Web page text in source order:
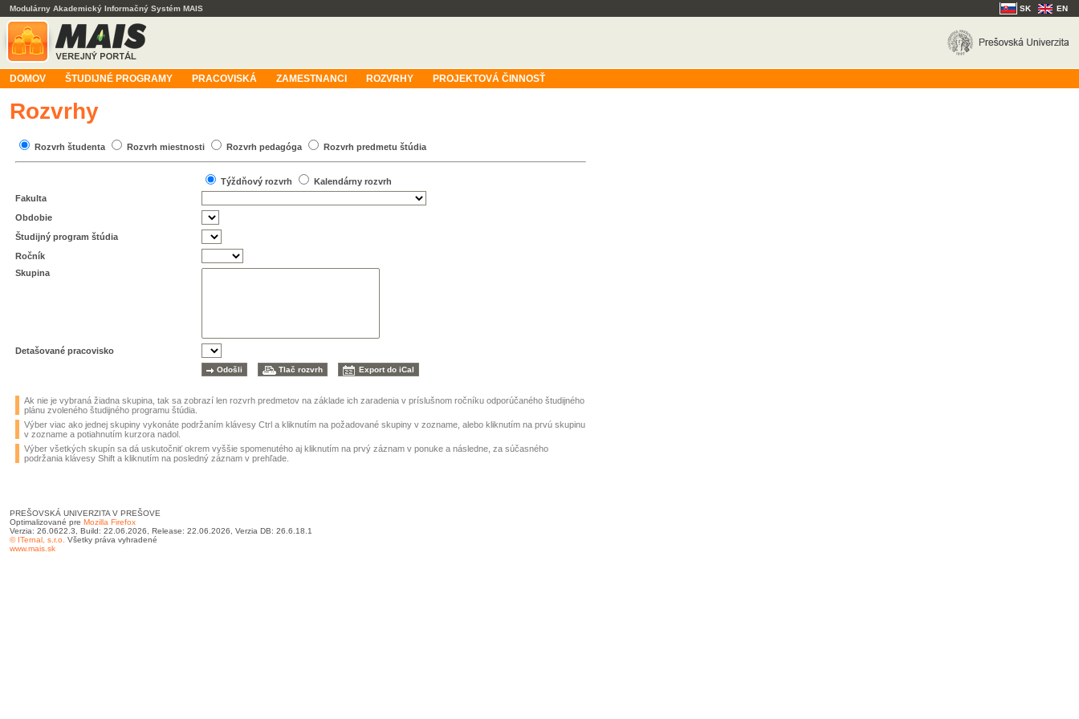
Modulárny Akademický Informačný Systém MAIS SK EN
DOMOV ŠTUDIJNÉ PROGRAMY PRACOVISKÁ ZAMESTNANCI ROZVRHY PROJEKTOVÁ ČINNOSŤ
Rozvrhy
Rozvrh študenta Rozvrh miestnosti Rozvrh pedagóga Rozvrh predmetu štúdia
Týždňový rozvrh
Kalendárny rozvrh
Fakulta
Obdobie
Študijný program štúdia
Ročník
Skupina
Detašované pracovisko
Ak nie je vybraná žiadna skupina, tak sa zobrazí len rozvrh predmetov na základe ich zaradenia v príslušnom ročníku odporúčaného študijného
plánu zvoleného študijného programu štúdia.
Výber viac ako jednej skupiny vykonáte podržaním klávesy Ctrl a kliknutím na požadované skupiny v zozname, alebo kliknutím na prvú skupinu
v zozname a potiahnutím kurzora nadol.
Výber všetkých skupín sa dá uskutočniť okrem vyššie spomenutého aj kliknutím na prvý záznam v ponuke a následne, za súčasného
podržania klávesy Shift a kliknutím na posledný záznam v prehľade.
PREŠOVSKÁ UNIVERZITA V PREŠOVE
Optimalizované pre Mozilla Firefox
Verzia: 26.0622.3, Build: 22.06.2026, Release: 22.06.2026, Verzia DB: 26.6.18.1
© ITernal, s.r.o. Všetky práva vyhradené
www.mais.sk